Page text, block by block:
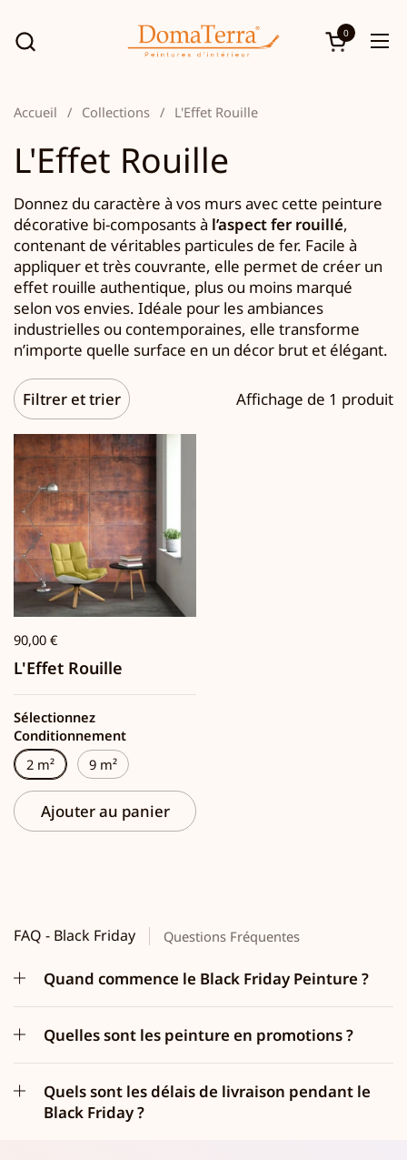
Ouvrir le
0
Accueil / Collections / L'Effet Rouille
L'Effet Rouille
Donnez du caractère à vos murs avec cette peinture
décorative bi-composants à l’aspect fer rouillé,
contenant de véritables particules de fer. Facile à
appliquer et très couvrante, elle permet de créer un
effet rouille authentique, plus ou moins marqué
selon vos envies. Idéale pour les ambiances
industrielles ou contemporaines, elle transforme
n’importe quelle surface en un décor brut et élégant.
Filtrer et trier Affichage de 1 produit
90,00 €
L'Effet Rouille
Sélectionnez
Conditionnement
2 m²
9 m²
Ajouter au panier
FAQ - Black Friday Questions Fréquentes
Quand commence le Black Friday Peinture ?
Quelles sont les peinture en promotions ?
Quels sont les délais de livraison pendant le
Black Friday ?